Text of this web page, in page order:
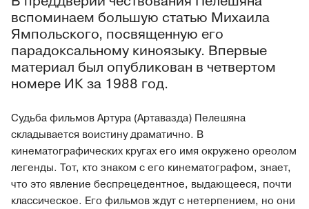
вспоминаем большую статью Михаила
Ямпольского, посвященную его
парадоксальному киноязыку. Впервые
материал был опубликован в четвертом
номере ИК за 1988 год.
Судьба фильмов Артура (Артавазда) Пелешяна
складывается воистину драматично. В
кинематографических кругах его имя окружено ореолом
легенды. Тот, кто знаком с его кинематографом, знает,
что это явление беспрецедентное, выдающееся, почти
классическое. Его фильмов ждут с нетерпением, но они